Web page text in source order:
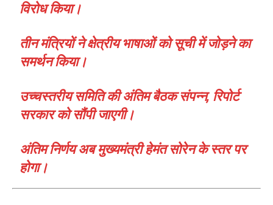
विरोध किया।
तीन मंत्रियों ने क्षेत्रीय भाषाओं को सूची में जोड़ने का
समर्थन किया।
उच्चस्तरीय समिति की अंतिम बैठक संपन्न, रिपोर्ट
सरकार को सौंपी जाएगी।
अंतिम निर्णय अब मुख्यमंत्री हेमंत सोरेन के स्तर पर
होगा।